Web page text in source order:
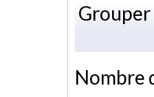
Grouper
Nombre